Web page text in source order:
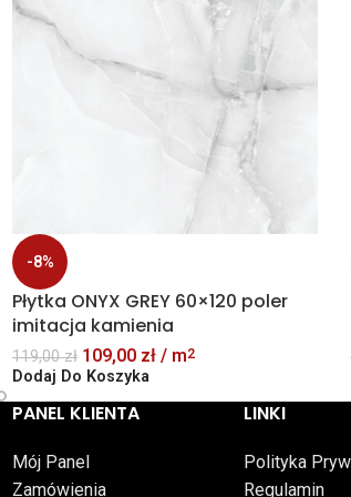
-8%
Płytka ONYX GREY 60×120 poler
imitacja kamienia
119,00zł 109,00 zł / m2
Dodaj Do Koszyka
PANEL KLIENTA
Mój Panel
Zamówienia
LINKI
Polityka
Regulamin